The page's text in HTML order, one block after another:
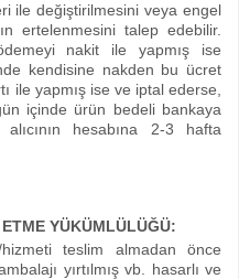
ile değiştirilmesini veya engel
ertelenmesini talep edebilir.
nakit ile yapmış ise
kendisine nakden bu ücret
ile yapmış ise ve iptal ederse,
içinde ürün bedeli bankaya
hesabına 2-3 hafta
YÜKÜMLÜLÜĞÜ:
teslim almadan önce
yırtılmış vb. hasarlı ve